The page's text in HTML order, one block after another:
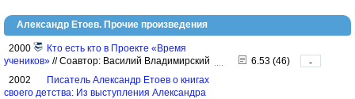
Александр Етоев. Прочие произведения
2000
Кто есть кто в Проекте «Время
учеников» //Соавтор: Василий Владимирский 6.53 (46)
-
2002
Писатель Александр Етоев о книгах
своего детства: Из выступления Александра